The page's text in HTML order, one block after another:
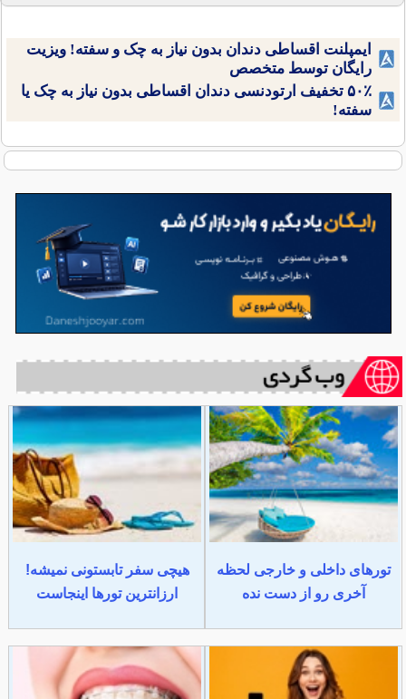
ایمپلنت اقساطی دندان بدون نیاز به چک و سفته! ویزیت
رایگان توسط متخصص
۵۰٪ تخفیف ارتودنسی دندان اقساطی بدون نیاز به چک یا
سفته!
تورهای داخلی و خارجی لحظه
آخری رو از دست نده
هیچی سفر تابستونی نمیشه!
ارزانترین تورها اینجاست